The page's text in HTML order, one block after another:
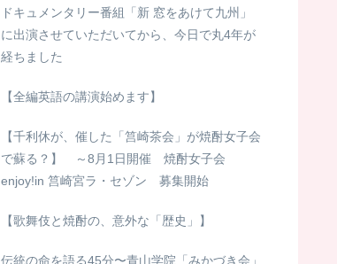
ドキュメンタリー番組「新 窓をあけて九州」
に出演させていただいてから、今日で丸4年が
経ちました
【全編英語の講演始めます】
【千利休が、催した「筥崎茶会」が焼酎女子会
で蘇る？】 ～8月1日開催 焼酎女子会
enjoy!in 筥崎宮ラ・セゾン 募集開始
【歌舞伎と焼酎の、意外な「歴史」】
伝統の命を語る45分〜青山学院「みかづき会」